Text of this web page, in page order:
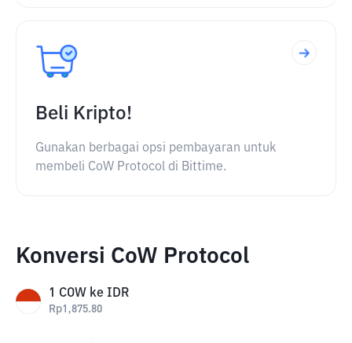
Beli Kripto!
Gunakan berbagai opsi pembayaran untuk
membeli CoW Protocol di Bittime.
Konversi CoW Protocol
1 COW ke IDR
Rp1,875.80